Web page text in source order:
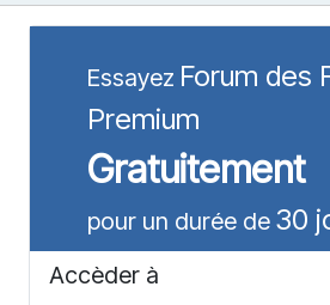
Essayez Forum des
Premium
Gratuitement
pour un durée de 30
Accèder à